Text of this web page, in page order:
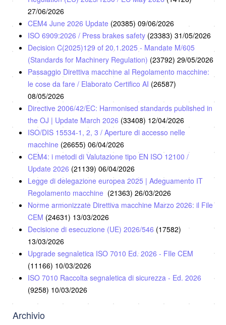
27/06/2026
CEM4 June 2026 Update (20385) 09/06/2026
ISO 6909:2026 / Press brakes safety (23383) 31/05/2026
Decision C(2025)129 of 20.1.2025 - Mandate M/605
(Standards for Machinery Regulation) (23792) 29/05/2026
Passaggio Direttiva macchine al Regolamento macchine:
le cose da fare / Elaborato Certifico AI (26587)
08/05/2026
Directive 2006/42/EC: Harmonised standards published in
the OJ | Update March 2026 (33408) 12/04/2026
ISO/DIS 15534-1, 2, 3 / Aperture di accesso nelle
macchine (26655) 06/04/2026
CEM4: i metodi di Valutazione tipo EN ISO 12100 /
Update 2026 (21139) 06/04/2026
Legge di delegazione europea 2025 | Adeguamento IT
Regolamento macchine (21363) 26/03/2026
Norme armonizzate Direttiva macchine Marzo 2026: il File
CEM (24631) 13/03/2026
Decisione di esecuzione (UE) 2026/546 (17582)
13/03/2026
Upgrade segnaletica ISO 7010 Ed. 2026 - FIle CEM
(11166) 10/03/2026
ISO 7010 Raccolta segnaletica di sicurezza - Ed. 2026
(9258) 10/03/2026
Archivio